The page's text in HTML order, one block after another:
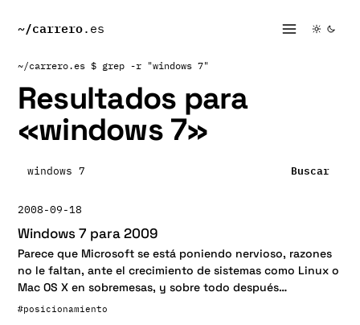
~/carrero.es
~/carrero.es $ grep -r "windows 7"
Resultados para
«windows 7»
Buscar
2008-09-18
Windows 7 para 2009
Parece que Microsoft se está poniendo nervioso, razones
no le faltan, ante el crecimiento de sistemas como Linux o
Mac OS X en sobremesas, y sobre todo después…
#posicionamiento